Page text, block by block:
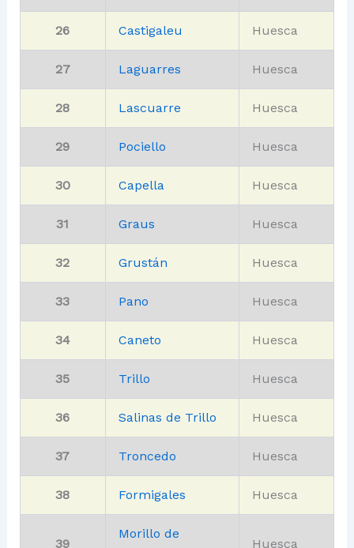
26 Castigaleu Huesca
27 Laguarres Huesca
28 Lascuarre Huesca
29 Pociello Huesca
30 Capella Huesca
31 Graus Huesca
32 Grustán Huesca
33 Pano Huesca
34 Caneto Huesca
35 Trillo Huesca
36 Salinas de Trillo Huesca
37 Troncedo Huesca
38 Formigales Huesca
39
Morillo de
Huesca